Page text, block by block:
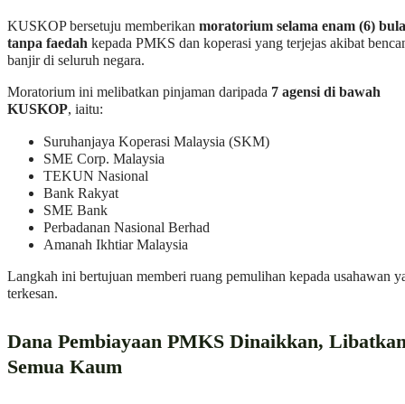
KUSKOP bersetuju memberikan moratorium selama enam (6)
tanpa faedah kepada PMKS dan koperasi yang terjejas akibat
banjir di seluruh negara.
Moratorium ini melibatkan pinjaman daripada 7 agensi di bawah
KUSKOP, iaitu:
Suruhanjaya Koperasi Malaysia (SKM)
SME Corp. Malaysia
TEKUN Nasional
Bank Rakyat
SME Bank
Perbadanan Nasional Berhad
Amanah Ikhtiar Malaysia
Langkah ini bertujuan memberi ruang pemulihan kepada usahawan
terkesan.
Dana Pembiayaan PMKS Dinaikkan,
Semua Kaum